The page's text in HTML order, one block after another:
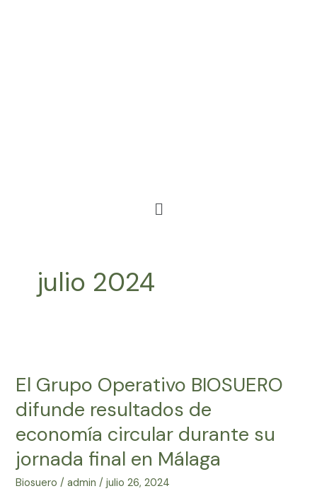
Menú
julio 2024
El Grupo Operativo BIOSUERO
difunde resultados de
economía circular durante su
jornada final en Málaga
Biosuero /admin/julio 26, 2024
Operativo
difunde
resultados
de
economía
circular